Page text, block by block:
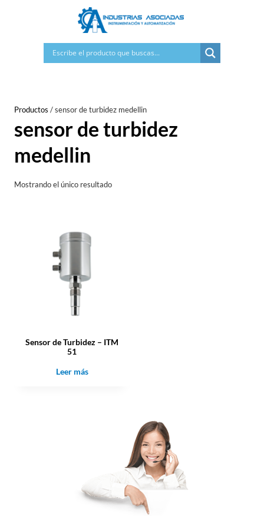
Productos /sensor de turbidez medellin
sensor de turbidez
medellin
Mostrando el único resultado
Sensor de Turbidez – ITM
51
Leer más